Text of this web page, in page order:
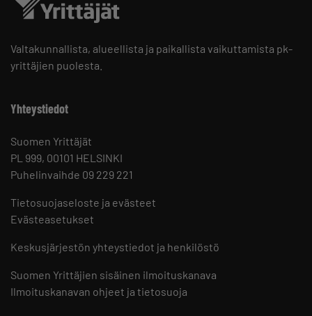
Valtakunnallista, alueellista ja paikallista vaikuttamista pk-
yrittäjien puolesta.
Yhteystiedot
Suomen Yrittäjät
PL 999, 00101 HELSINKI
Puhelinvaihde 09 229 221
Tietosuojaseloste ja evästeet
Evästeasetukset
Keskusjärjestön yhteystiedot ja henkilöstö
Suomen Yrittäjien sisäinen ilmoituskanava
Ilmoituskanavan ohjeet ja tietosuoja